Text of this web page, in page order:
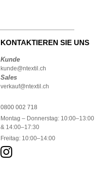
KONTAKTIEREN SIE UNS
Kunde
kunde@ntextil.ch
Sales
verkauf@ntextil.ch
0800 002 718
Montag – Donnerstag: 10:00–13:00
& 14:00–17:30
Freitag: 10:00–14:00